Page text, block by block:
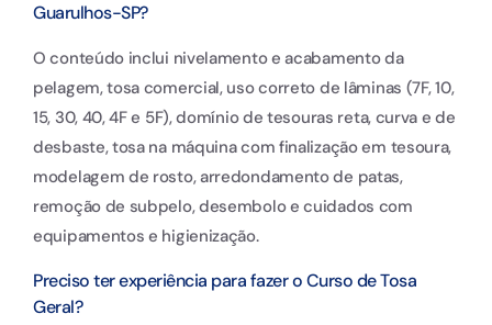
Guarulhos-SP?
O conteúdo inclui nivelamento e acabamento da
pelagem, tosa comercial, uso correto de lâminas (7F, 10,
15, 30, 40, 4F e 5F), domínio de tesouras reta, curva e de
desbaste, tosa na máquina com finalização em tesoura,
modelagem de rosto, arredondamento de patas,
remoção de subpelo, desembolo e cuidados com
equipamentos e higienização.
Preciso ter experiência para fazer o Curso de Tosa
Geral?